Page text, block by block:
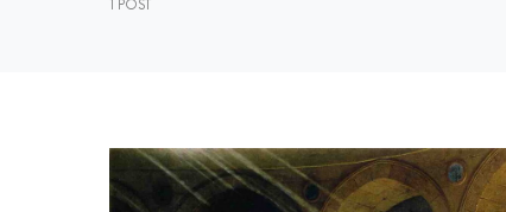
1 POST